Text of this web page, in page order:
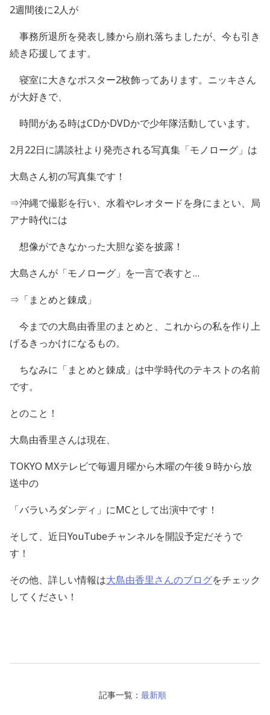
2週間後に2人が
事務所退所を発表し膝から崩れ落ちましたが、今も引き
続き応援してます。
寝室に大きなポスター2枚飾ってあります。ニッキさん
が大好きで、
時間がある時はCDかDVDかで少年隊活動しています。
2月22日に講談社より発売される写真集「モノローグ」は
大島さん初の写真集です！
⇒沖縄で撮影を行い、水着やレオタードを身にまとい、局
アナ時代には
想像ができなかった大胆な姿を披露！
大島さんが「モノローグ」を一言で表すと…
⇒「まとめと錬成 」
今までの大島由香里のまとめと、これからの私を作り上
げるきっかけになるもの。
ちなみに「まとめと錬成」は中学時代のテキストの名前
です。
とのこと！
大島由香里さんは現在、
TOKYO MXテレビで毎週月曜から木曜の午後９時から放
送中の
「バラいろダンディ」にMCとして出演中です！
そして、近日YouTubeチャンネルを開設予定だそうで
す！
その他、詳しい情報は大島由香里さんのブログをチェック
してください！
記事一覧： 最新順